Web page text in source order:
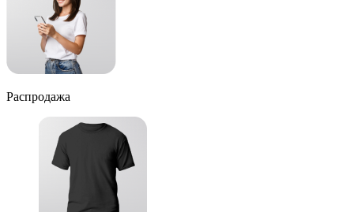
Распродажа